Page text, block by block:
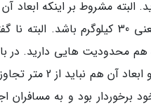
مسافر در سفر، یعنی 30
هم محدودیت هایی دارید. در
200 کیلوگرم
برخوردار بود و به مسافران